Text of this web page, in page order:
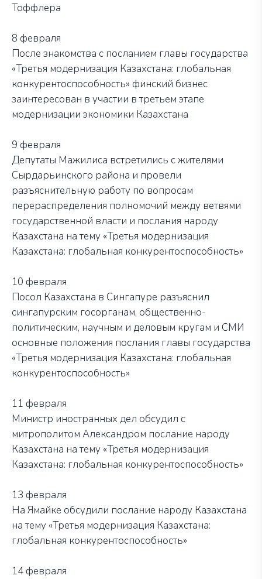
Тоффлера
8 февраля
После знакомства с посланием главы государства
«Третья модернизация Казахстана: глобальная
конкурентоспособность» финский бизнес
заинтересован в участии в третьем этапе
модернизации экономики Казахстана
9 февраля
Депутаты Мажилиса встретились с жителями
Сырдарьинского района и провели
разъяснительную работу по вопросам
перераспределения полномочий между ветвями
государственной власти и послания народу
Казахстана на тему «Третья модернизация
Казахстана: глобальная конкурентоспособность»
10 февраля
Посол Казахстана в Сингапуре разъяснил
сингапурским госорганам, общественно-
политическим, научным и деловым кругам и СМИ
основные положения послания главы государства
«Третья модернизация Казахстана: глобальная
конкурентоспособность»
11 февраля
Министр иностранных дел обсудил с
митрополитом Александром послание народу
Казахстана на тему «Третья модернизация
Казахстана: глобальная конкурентоспособность»
13 февраля
На Ямайке обсудили послание народу Казахстана
на тему «Третья модернизация Казахстана:
глобальная конкурентоспособность»
14 февраля